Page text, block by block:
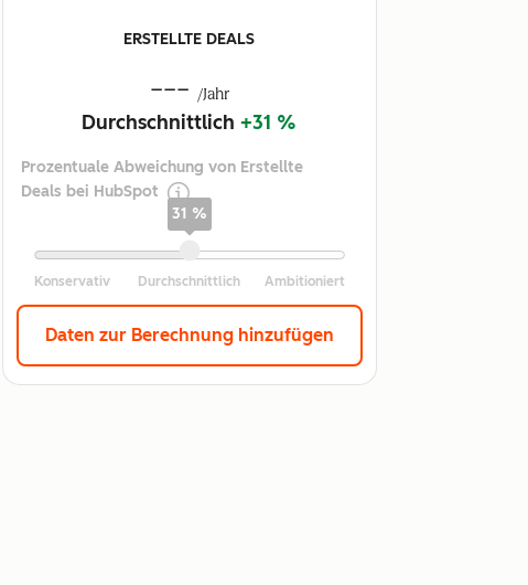
ERSTELLTE DEALS
--- /Jahr
Durchschnittlich+31 %
Prozentuale Abweichung von Erstellte
Deals bei HubSpot
31 %
Daten zur Berechnung hinzufügen